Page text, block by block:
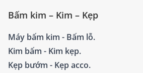
Bấm kim – Kim – Kẹp
Máy bấm kim - Bấm lỗ.
Kim bấm - Kim kẹp.
Kẹp bướm - Kẹp acco.